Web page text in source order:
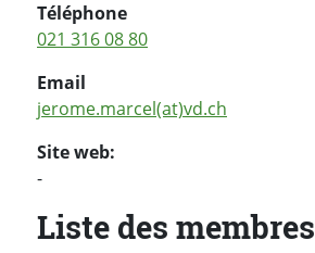
Téléphone
021 316 08 80
Email
jerome.marcel(at)vd.ch
Site web:
-
Liste des membres